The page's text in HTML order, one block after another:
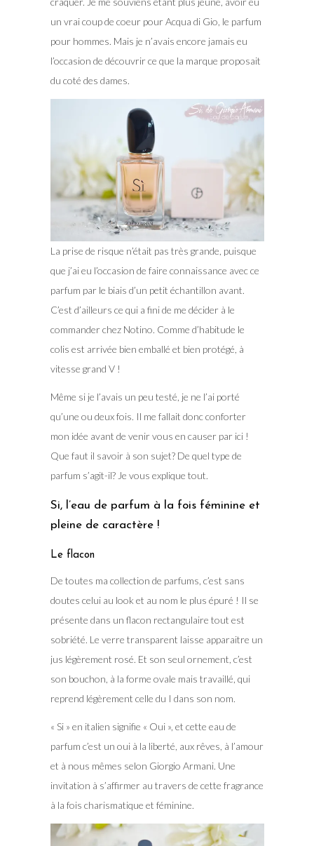
un vrai coup de coeur pour Acqua di Gio, le parfum
pour hommes. Mais je n’avais encore jamais eu
l’occasion de découvrir ce que la marque proposait
du coté des dames.
La prise de risque n’était pas très grande, puisque
que j’ai eu l’occasion de faire connaissance avec ce
parfum par le biais d’un petit échantillon avant.
C’est d’ailleurs ce qui a fini de me décider à le
commander chez Notino. Comme d’habitude le
colis est arrivée bien emballé et bien protégé, à
vitesse grand V !
Même si je l’avais un peu testé, je ne l’ai porté
qu’une ou deux fois. Il me fallait donc conforter
mon idée avant de venir vous en causer par ici !
Que faut il savoir à son sujet? De quel type de
parfum s’agit-il? Je vous explique tout.
Si, l’eau de parfum à la fois féminine et
pleine de caractère !
Le flacon
De toutes ma collection de parfums, c’est sans
doutes celui au look et au nom le plus épuré ! Il se
présente dans un flacon rectangulaire tout est
sobriété. Le verre transparent laisse apparaitre un
jus légèrement rosé. Et son seul ornement, c’est
son bouchon, à la forme ovale mais travaillé, qui
reprend légèrement celle du I dans son nom.
« Si » en italien signifie « Oui », et cette eau de
parfum c’est un oui à la liberté, aux rêves, à l’amour
et à nous mêmes selon Giorgio Armani. Une
invitation à s’affirmer au travers de cette fragrance
à la fois charismatique et féminine.